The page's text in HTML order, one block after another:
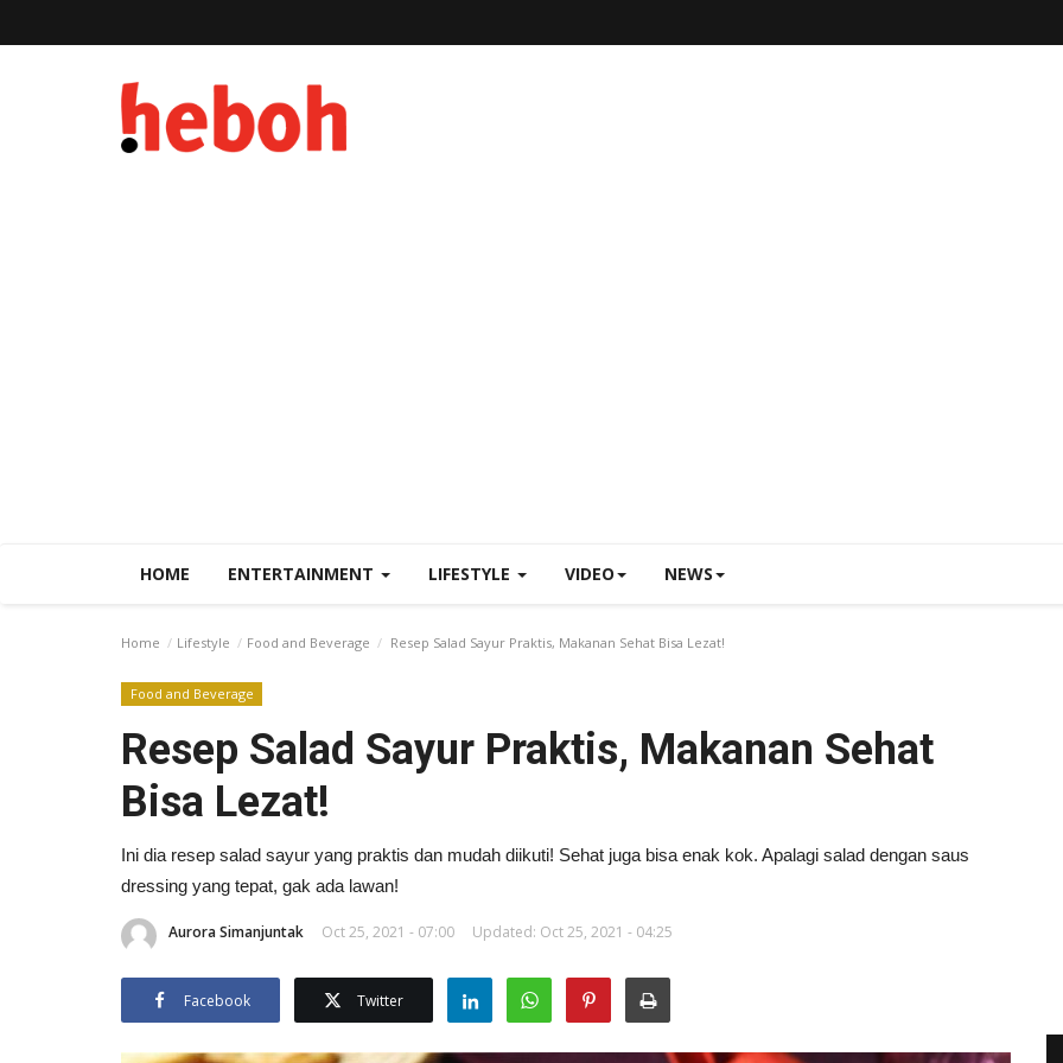
HOME ENTERTAINMENT LIFESTYLE VIDEO NEWS
Home Lifestyle Food and Beverage Resep Salad Sayur Praktis, Makanan Sehat Bisa Lezat!
Food and Beverage
Resep Salad Sayur Praktis, Makanan Sehat
Bisa Lezat!
Ini dia resep salad sayur yang praktis dan mudah diikuti! Sehat juga bisa enak kok. Apalagi salad dengan saus
dressing yang tepat, gak ada lawan!
Aurora Simanjuntak Oct 25, 2021 - 07:00 Updated: Oct 25, 2021 - 04:25
Facebook Twitter